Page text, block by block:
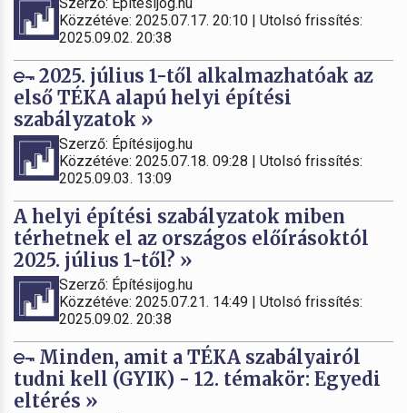
Közzétéve: 2025.07.17. 20:10 | Utolsó frissítés:
2025.09.02. 20:38
2025. július 1-től alkalmazhatóak az
első TÉKA alapú helyi építési
szabályzatok »
Szerző: Építésijog.hu
Közzétéve: 2025.07.18. 09:28 | Utolsó frissítés:
2025.09.03. 13:09
A helyi építési szabályzatok miben
térhetnek el az országos előírásoktól
2025. július 1-től? »
Szerző: Építésijog.hu
Közzétéve: 2025.07.21. 14:49 | Utolsó frissítés:
2025.09.02. 20:38
Minden, amit a TÉKA szabályairól
tudni kell (GYIK) - 12. témakör: Egyedi
eltérés »